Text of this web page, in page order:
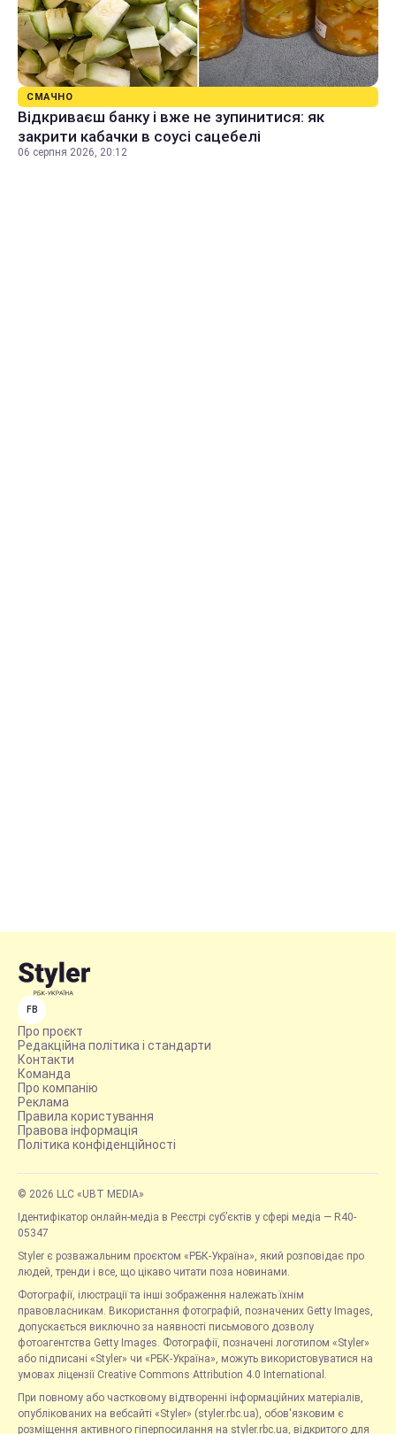
СМАЧНО
Відкриваєш банку і вже не зупинитися: як
закрити кабачки в соусі сацебелі
06 серпня 2026, 20:12
FB
Про проєкт
Редакційна політика і стандарти
Контакти
Команда
Про компанію
Реклама
Правила користування
Правова інформація
Політика конфіденційності
© 2026 LLC «UBT MEDIA»
Ідентифікатор онлайн-медіа в Реєстрі суб’єктів у сфері медіа — R40-
05347
Styler є розважальним проєктом «РБК-Україна», який розповідає про
людей, тренди і все, що цікаво читати поза новинами.
Фотографії, ілюстрації та інші зображення належать їхнім
правовласникам. Використання фотографій, позначених Getty Images,
допускається виключно за наявності письмового дозволу
фотоагентства Getty Images. Фотографії, позначені логотипом «Styler»
або підписані «Styler» чи «РБК-Україна», можуть використовуватися на
умовах ліцензії Creative Commons Attribution 4.0 International.
При повному або частковому відтворенні інформаційних матеріалів,
опублікованих на вебсайті «Styler» (styler.rbc.ua), обов'язковим є
розміщення активного гіперпосилання на styler.rbc.ua, відкритого для